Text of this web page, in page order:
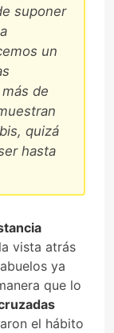
suponer
un
de
quizá
hasta
vista atrás
ya
que lo
el hábito